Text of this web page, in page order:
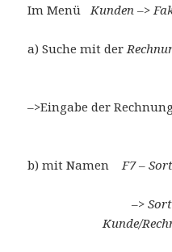
Im Menü Kunden –>
a) Suche mit der
–>Eingabe der
b) mit Namen F7 –
–>
Kunde/